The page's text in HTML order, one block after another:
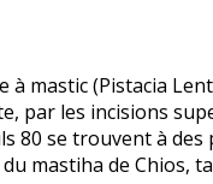
mastic (Pistacia
les incisions
80 se trouvent à
mastiha de Chios,